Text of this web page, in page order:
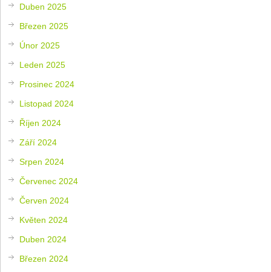
Duben 2025
Březen 2025
Únor 2025
Leden 2025
Prosinec 2024
Listopad 2024
Říjen 2024
Září 2024
Srpen 2024
Červenec 2024
Červen 2024
Květen 2024
Duben 2024
Březen 2024